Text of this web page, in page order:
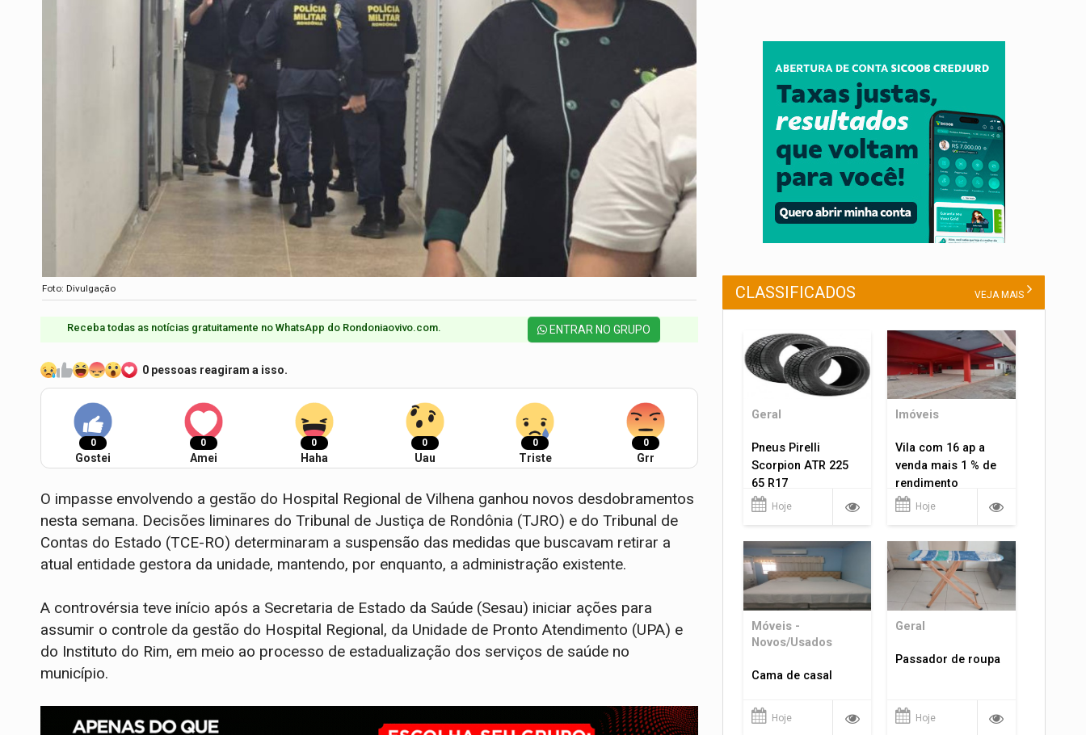
Foto: Divulgação
Receba todas as notícias gratuitamente no WhatsApp do Rondoniaovivo.com.​ ENTRAR NO GRUPO
0 pessoas reagiram a isso.
0
Gostei
0
Amei
0
Haha
0
Uau
0
Triste
0
Grr
O impasse envolvendo a gestão do Hospital Regional de Vilhena ganhou novos desdobramentos
nesta semana. Decisões liminares do Tribunal de Justiça de Rondônia (TJRO) e do Tribunal de
Contas do Estado (TCE-RO) determinaram a suspensão das medidas que buscavam retirar a
atual entidade gestora da unidade, mantendo, por enquanto, a administração existente.
A controvérsia teve início após a Secretaria de Estado da Saúde (Sesau) iniciar ações para
assumir o controle da gestão do Hospital Regional, da Unidade de Pronto Atendimento (UPA) e
do Instituto do Rim, em meio ao processo de estadualização dos serviços de saúde no
município.
CLASSIFICADOS VEJA MAIS
Geral
Pneus Pirelli
Scorpion ATR 225
65 R17
Hoje
Imóveis
Vila com 16 ap a
venda mais 1 % de
rendimento
Hoje
Móveis -
Novos/Usados
Cama de casal
Hoje
Geral
Passador de roupa
Hoje